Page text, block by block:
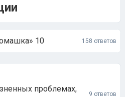
10 158 ответов
проблемах,
9 ответов